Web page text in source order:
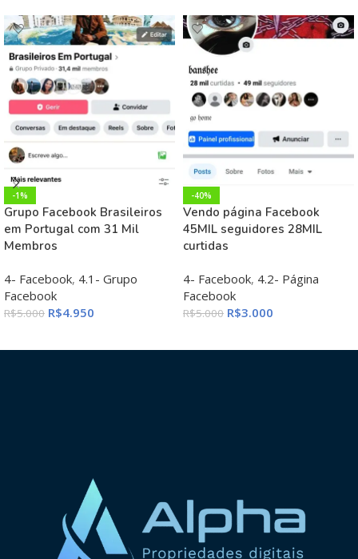
-1%
Grupo Facebook Brasileiros
em Portugal com 31 Mil
Membros
4- Facebook, 4.1- Grupo
Facebook
R$5.000 R$4.950
-40%
Vendo página Facebook
45MIL seguidores 28MIL
curtidas
4- Facebook, 4.2- Página
Facebook
R$5.000 R$3.000